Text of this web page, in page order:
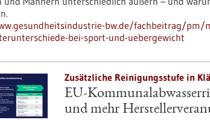
bw.de/fachbeitrag/pm/
bei-sport-und-uebergewicht
Zusätzliche Reinigungsstufe in
EU-
und mehr